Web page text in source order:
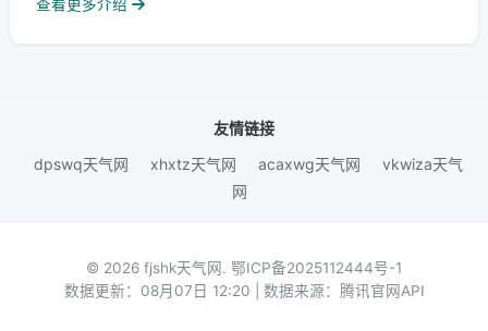
查看更多介绍
友情链接
dpswq天气网
xhxtz天气网 acaxwg天气网
vkwiza天气
网
© 2026 fjshk天气网. 鄂ICP备2025112444号-1
数据更新：08月07日 12:20 | 数据来源：腾讯官网API